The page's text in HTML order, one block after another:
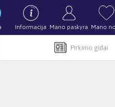
Informacija Mano paskyra Mano
Pirkimo gidai